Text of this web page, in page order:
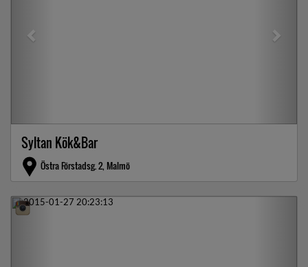
Syltan Kök&Bar
Östra Förstadsg. 2, Malmö
Previous